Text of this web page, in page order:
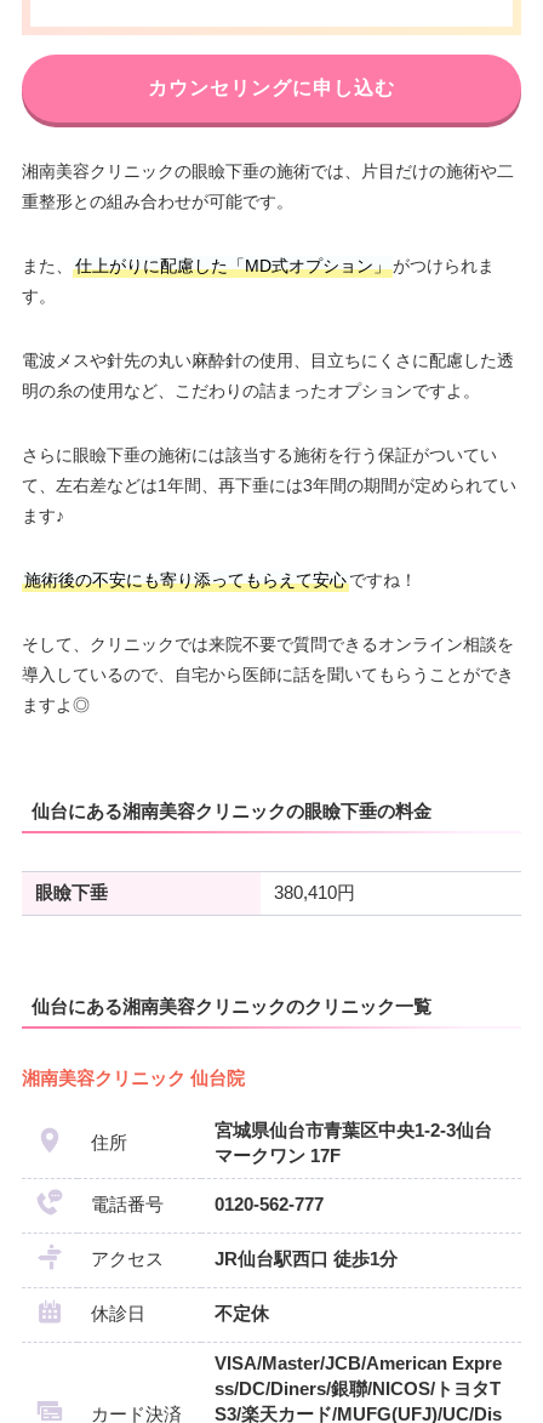
カウンセリングに申し込む
湘南美容クリニックの眼瞼下垂の施術では、片目だけの施術や二
重整形との組み合わせが可能です。
また、 仕上がりに配慮した「MD式オプション」がつけられま
す。
電波メスや針先の丸い麻酔針の使用、目立ちにくさに配慮した透
明の糸の使用など、こだわりの詰まったオプションですよ。
さらに眼瞼下垂の施術には該当する施術を行う保証がついてい
て、左右差などは1年間、再下垂には3年間の期間が定められてい
ます♪
施術後の不安にも寄り添ってもらえて安心ですね！
そして、クリニックでは来院不要で質問できるオンライン相談を
導入しているので、自宅から医師に話を聞いてもらうことができ
ますよ◎
仙台にある湘南美容クリニックの眼瞼下垂の料金
眼瞼下垂 380,410円
仙台にある湘南美容クリニックのクリニック一覧
湘南美容クリニック 仙台院
住所
宮城県仙台市青葉区中央1‐2‐3仙台
マークワン 17F
電話番号 0120-562-777
アクセス JR仙台駅西口 徒歩1分
休診日 不定休
カード決済
VISA/Master/JCB/American Expre
ss/DC/Diners/銀聯/NICOS/トヨタT
S3/楽天カード/MUFG(UFJ)/UC/Dis